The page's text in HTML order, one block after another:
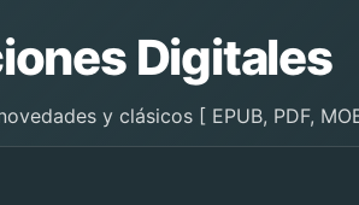
Digitales
y clásicos [ EPUB, PDF,